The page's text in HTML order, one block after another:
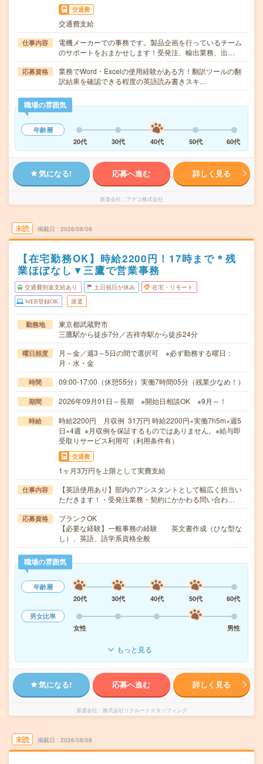
交通費
交通費支給
仕事内容
電機メーカーでの事務です。製品企画を行っているチーム
のサポートをおまかせします！受発注、輸出業務、出…
応募資格
業務でWord・Excelの使用経験がある方！翻訳ツールの翻
訳結果を確認できる程度の英語読み書きスキ…
職場の雰囲気
年齢層
20代
30代 40代 50代 60代
気になる! 応募へ進む 詳しく見る
派遣会社 アデコ株式会社
未読 掲載日 2026/08/08
【在宅勤務OK】時給2200円！17時まで＊残
業ほぼなし▼三鷹で営業事務
交通費別途支給あり 土日祝日が休み 在宅・リモート
WEB登録OK 派遣
勤務地
東京都武蔵野市
三鷹駅から徒歩7分／吉祥寺駅から徒歩24分
曜日頻度
月～金／週3～5日の間で選択可 ※必ず勤務する曜日：
月・水・金
時間 09:00-17:00（休憩55分）実働7時間05分（残業少なめ！）
期間 2026年09月01日～長期 ※開始日相談OK ※9月～！
時給
時給2200円 月収例 31万円 時給2200円×実働7h5m×週5
日×4週 ※月収例を保証するものではありません。※給与即
受取りサービス利用可（利用条件有）
交通費
1ヶ月3万円を上限として実費支給
仕事内容
【英語使用あり】部内のアシスタントとして幅広く担当い
ただきます！・受発注業務・契約にかかわる問い合わ…
応募資格
ブランクOK
【必要な経験】一般事務の経験 英文書作成（ひな型な
し）、英語、語学系資格全般
職場の雰囲気
年齢層
20代
30代 40代 50代
60代
男女比率
女性
男性
もっと見る
気になる! 応募へ進む 詳しく見る
派遣会社 株式会社リクルートスタッフィング
未読 掲載日 2026/08/08